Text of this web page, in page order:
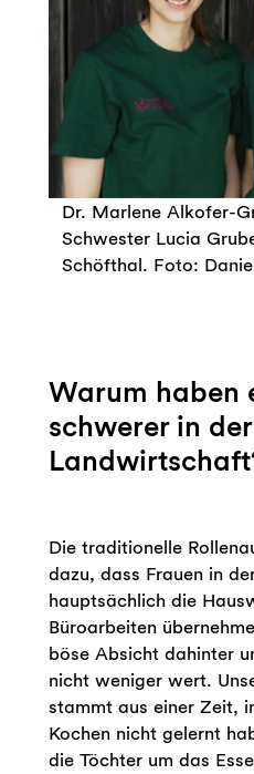
Dr. Marlene Alkofer-
Schwester Lucia
Schöfthal. Foto:
Warum haben
schwerer in der
Die traditionelle
dazu, dass Frauen in
hauptsächlich die
Büroarbeiten
böse Absicht dahinter
nicht weniger wert.
stammt aus einer Zeit,
Kochen nicht gelernt
die Töchter um das